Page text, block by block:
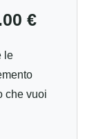
€
le
che vuoi